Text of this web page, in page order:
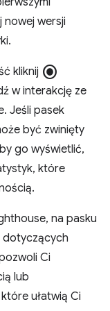
wersji
kliknij radio_button_checked
w interakcję ze
Jeśli pasek
być zwinięty
go wyświetlić,
które
na pasku
dotyczących
Ci
lub
ułatwią Ci